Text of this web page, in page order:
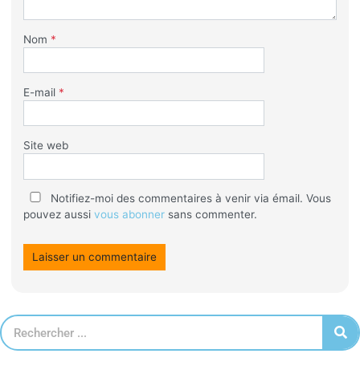
Nom *
E-mail *
Site web
Notifiez-moi des commentaires à venir via émail. Vous
pouvez aussi vous abonnersans commenter.